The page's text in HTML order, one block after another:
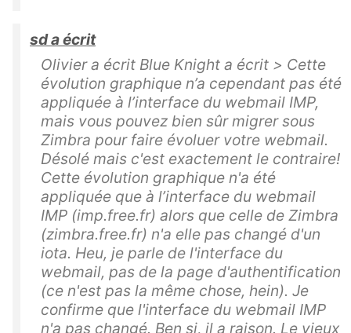
sd a écrit
Olivier a écrit Blue Knight a écrit > Cette
évolution graphique n’a cependant pas été
appliquée à l’interface du webmail IMP,
mais vous pouvez bien sûr migrer sous
Zimbra pour faire évoluer votre webmail.
Désolé mais c'est exactement le contraire!
Cette évolution graphique n'a été
appliquée que à l’interface du webmail
IMP (imp.free.fr) alors que celle de Zimbra
(zimbra.free.fr) n'a elle pas changé d'un
iota. Heu, je parle de l'interface du
webmail, pas de la page d'authentification
(ce n'est pas la même chose, hein). Je
confirme que l'interface du webmail IMP
n'a pas changé. Ben si, il a raison. Le vieux